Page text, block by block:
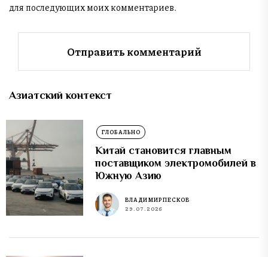
для последующих моих комментариев.
Азиатский контекст
ГЛОБАЛЬНО
Китай становится главным
поставщиком электромобилей в
Южную Азию
ВЛАДИМИР ПЕСКОВ
29.07.2026